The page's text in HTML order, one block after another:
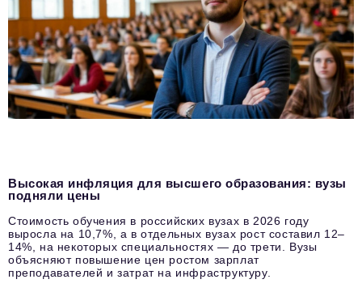
Высокая инфляция для высшего образования: вузы
подняли цены
Стоимость обучения в российских вузах в 2026 году
выросла на 10,7%, а в отдельных вузах рост составил 12–
14%, на некоторых специальностях — до трети. Вузы
объясняют повышение цен ростом зарплат
преподавателей и затрат на инфраструктуру.